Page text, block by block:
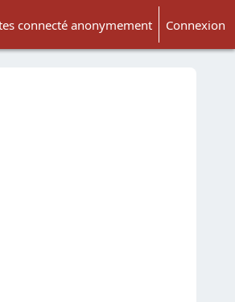
connecté anonymement Connexion